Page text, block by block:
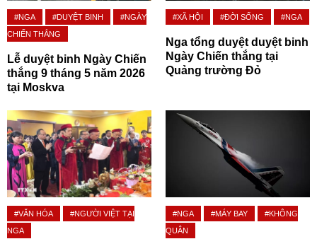
#NGA #DUYỆT BINH
#NGÀY
CHIẾN THẮNG
Lễ duyệt binh Ngày Chiến
thắng 9 tháng 5 năm 2026
tại Moskva
#XÃ HỘI #ĐỜI SỐNG #NGA
Nga tổng duyệt duyệt binh
Ngày Chiến thắng tại
Quảng trường Đỏ
#VĂN HÓA
#NGƯỜI VIỆT TẠI
NGA
#NGA #MÁY BAY
#KHÔNG
QUÂN